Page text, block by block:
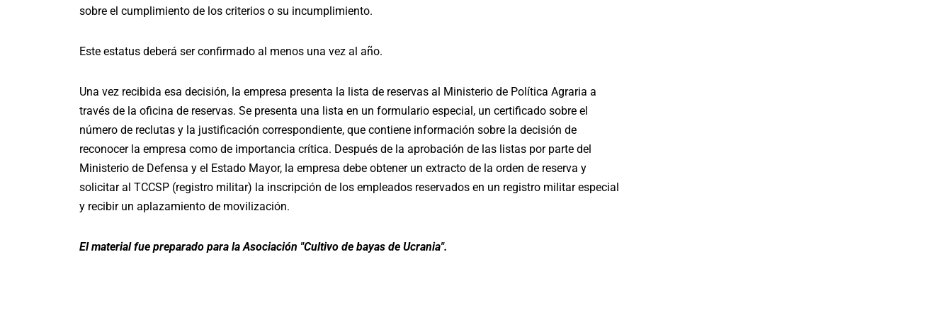
sobre el cumplimiento de los criterios o su incumplimiento.
Este estatus deberá ser confirmado al menos una vez al año.
Una vez recibida esa decisión, la empresa presenta la lista de reservas al Ministerio de Política Agraria a
través de la oficina de reservas. Se presenta una lista en un formulario especial, un certificado sobre el
número de reclutas y la justificación correspondiente, que contiene información sobre la decisión de
reconocer la empresa como de importancia crítica. Después de la aprobación de las listas por parte del
Ministerio de Defensa y el Estado Mayor, la empresa debe obtener un extracto de la orden de reserva y
solicitar al TCCSP (registro militar) la inscripción de los empleados reservados en un registro militar especial
y recibir un aplazamiento de movilización.
El material fue preparado para la Asociación "Cultivo de bayas de Ucrania".